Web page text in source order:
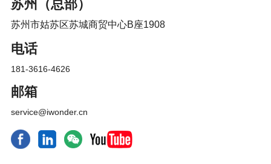
苏州（总部）
苏州市姑苏区苏城商贸中心B座1908
电话
181-3616-4626
邮箱
service@iwonder.cn